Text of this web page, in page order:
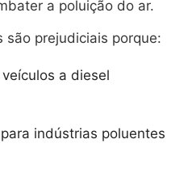
a poluição do ar.
são prejudiciais porque:
a diesel
indústrias poluentes